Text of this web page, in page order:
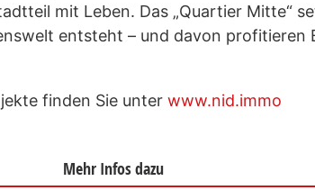
mit Leben. Das „Quartier Mitte“
entsteht – und davon profitieren
finden Sie unter www.nid.immo
Mehr Infos dazu